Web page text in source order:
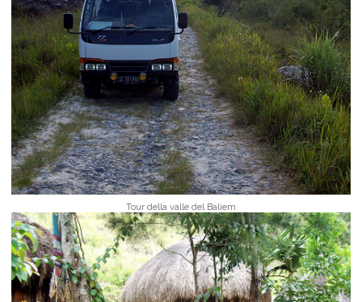
Tour della valle del Baliem